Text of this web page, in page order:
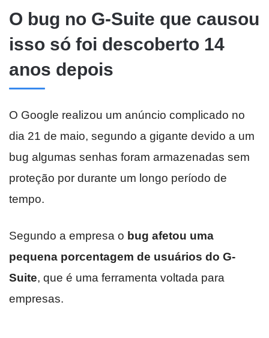
O bug no G-Suite que causou
isso só foi descoberto 14
anos depois
O Google realizou um anúncio complicado no
dia 21 de maio, segundo a gigante devido a um
bug algumas senhas foram armazenadas sem
proteção por durante um longo período de
tempo.
Segundo a empresa o bug afetou uma
pequena porcentagem de usuários do G-
Suite, que é uma ferramenta voltada para
empresas.